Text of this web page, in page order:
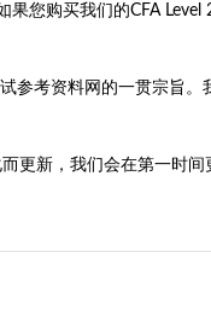
果您购买我们的CFA
参考资料网的一贯宗旨
更新，我们会在第一时间